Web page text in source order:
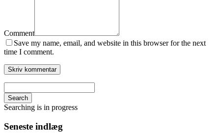
Comment
Save my name, email, and website in this browser for the next
time I comment.
Search
Searching is in progress
Seneste indlæg